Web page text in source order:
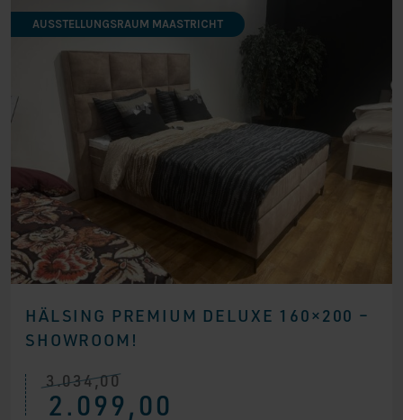
HÄLSING PREMIUM DELUXE 160×200 –
SHOWROOM!
AUSSTELLUNGSRAUM MAASTRICHT
3.034,00
Ursprünglicher
Preis
2.099,00
Aktueller
Preis